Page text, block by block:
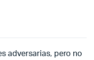
adversarias, pero no